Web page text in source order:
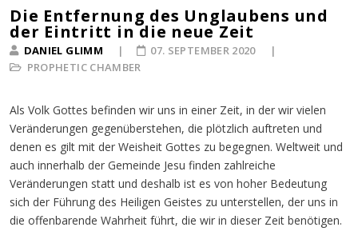
Die Entfernung des Unglaubens und
der Eintritt in die neue Zeit
DANIEL GLIMM
PROPHETIC CHAMBER
07. SEPTEMBER 2020
Als Volk Gottes befinden wir uns in einer Zeit, in der wir vielen
Veränderungen gegenüberstehen, die plötzlich auftreten und
denen es gilt mit der Weisheit Gottes zu begegnen. Weltweit und
auch innerhalb der Gemeinde Jesu finden zahlreiche
Veränderungen statt und deshalb ist es von hoher Bedeutung
sich der Führung des Heiligen Geistes zu unterstellen, der uns in
die offenbarende Wahrheit führt, die wir in dieser Zeit benötigen.